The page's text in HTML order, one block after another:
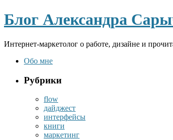
Блог Александра
Интернет-маркетолог о работе, дизайне и
Обо мне
Рубрики
flow
дайджест
интерфейсы
книги
маркетинг